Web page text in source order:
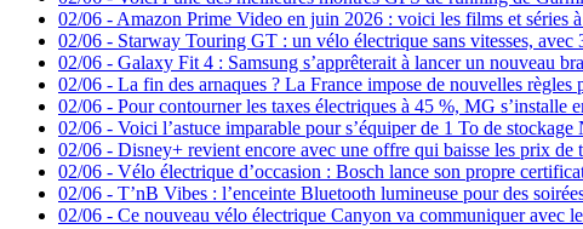
02/06 - Amazon Prime Video en juin 2026 : voici les films et séries à
02/06 - Starway Touring GT : un vélo électrique sans vitesses, avec
02/06 - Galaxy Fit 4 : Samsung s’apprêterait à lancer un nouveau
02/06 - La fin des arnaques ? La France impose de nouvelles règles
02/06 - Pour contourner les taxes électriques à 45 %, MG s’installe
02/06 - Voici l’astuce imparable pour s’équiper de 1 To de
02/06 - Disney+ revient encore avec une offre qui baisse les prix de
02/06 - Vélo électrique d’occasion : Bosch lance son propre
02/06 - T’nB Vibes : l’enceinte Bluetooth lumineuse pour des
02/06 - Ce nouveau vélo électrique Canyon va communiquer avec